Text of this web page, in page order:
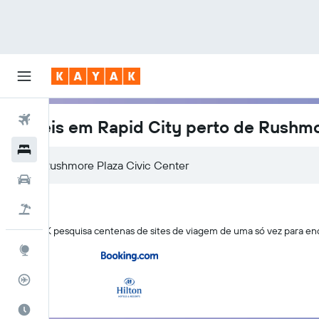
Voos
Rastreador de voos
Hotéis em Rapid City perto de
O KAYAK pesquisa centenas de sites de viagem de uma só vez para